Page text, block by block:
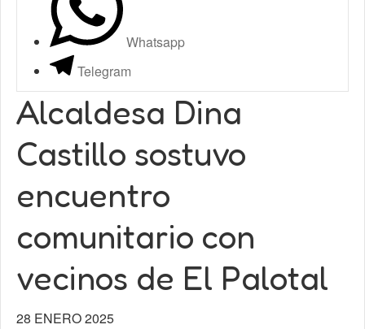
Whatsapp
Telegram
Alcaldesa Dina
Castillo sostuvo
encuentro
comunitario con
vecinos de El Palotal
28 ENERO 2025